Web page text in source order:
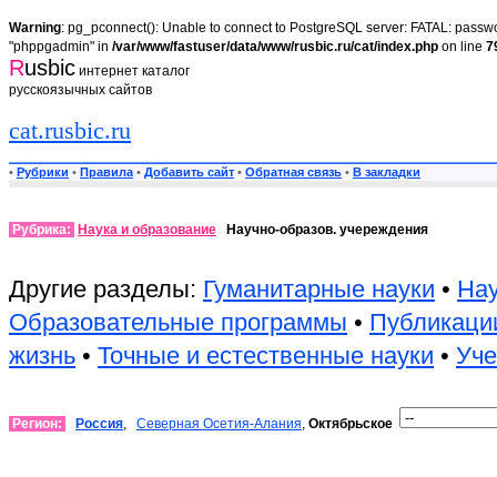
Warning: pg_pconnect(): Unable to connect to PostgreSQL server: FATAL:
"phppgadmin" in /var/www/fastuser/data/www/rusbic.ru/cat/index.php on line
Rusbic интернет каталог
русскоязычных сайтов
cat.rusbic.ru
• Рубрики • Правила • Добавить сайт • Обратная связь • В закладки
Рубрика: Наука и образование Научно-образов. учереждения
Другие разделы: Гуманитарные науки •
Образовательные программы •
жизнь • Точные и естественные науки •
Регион: Россия, Северная Осетия-Алания, Октябрьское